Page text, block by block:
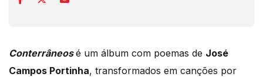
Conterrâneosé um álbum com poemas de José
Campos Portinha, transformados em canções por